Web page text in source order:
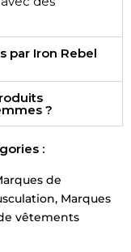
par Iron Rebel
?
:
de
, Marques
vêtements